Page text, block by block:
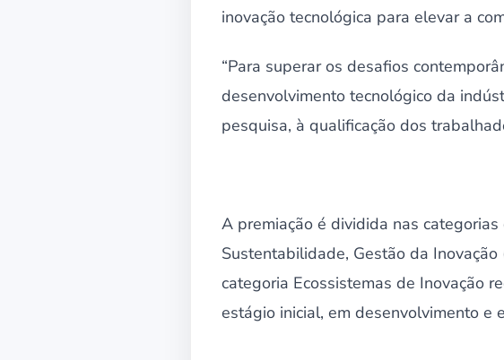
inovação tecnológica para elevar a
“Para superar os desafios
desenvolvimento tecnológico da
pesquisa, à qualificação dos
A premiação é dividida nas categorias
Sustentabilidade, Gestão da
categoria Ecossistemas de Inovação
estágio inicial, em desenvolvimento e